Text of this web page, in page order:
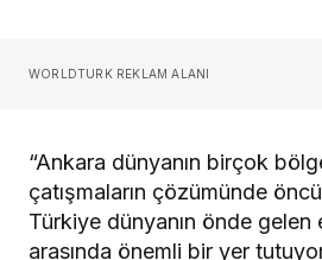
WORLDTURK REKLAM ALANI
“Ankara dünyanın birçok
çatışmaların çözümünde
Türkiye dünyanın önde gelen
arasında önemli bir yer